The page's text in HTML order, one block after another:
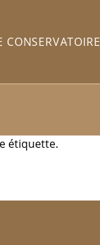
CONSERVATOIRE
étiquette.